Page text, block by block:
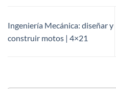
Ingeniería Mecánica: diseñar y
construir motos | 4×21